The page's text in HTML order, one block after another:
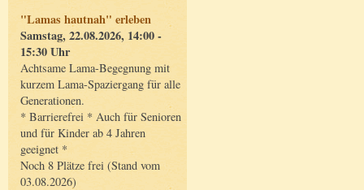
"Lamas hautnah" erleben
Samstag, 22.08.2026, 14:00 -
15:30 Uhr
Achtsame Lama-Begegnung mit
kurzem Lama-Spaziergang für alle
Generationen.
* Barrierefrei * Auch für Senioren
und für Kinder ab 4 Jahren
geeignet *
Noch 8 Plätze frei (Stand vom
03.08.2026)